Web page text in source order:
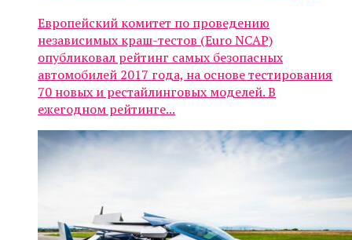
Европейский комитет по проведению
независимых краш-тестов (Euro NCAP)
опубликовал рейтинг самых безопасных
автомобилей 2017 года, на основе тестирования
70 новых и рестайлинговых моделей. В
ежегодном рейтинге...